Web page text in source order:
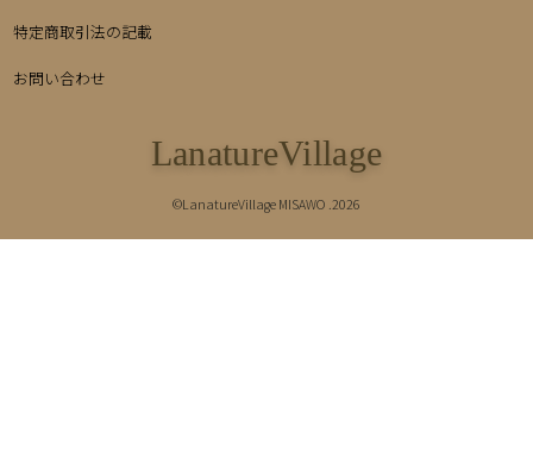
特定商取引法の記載
お問い合わせ
LanatureVillage
©LanatureVillage MISAWO .2026